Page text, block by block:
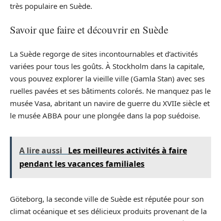
très populaire en Suède.
Savoir que faire et découvrir en Suède
La Suède regorge de sites incontournables et d’activités
variées pour tous les goûts. À Stockholm dans la capitale,
vous pouvez explorer la vieille ville (Gamla Stan) avec ses
ruelles pavées et ses bâtiments colorés. Ne manquez pas le
musée Vasa, abritant un navire de guerre du XVIIe siècle et
le musée ABBA pour une plongée dans la pop suédoise.
A lire aussi
Les meilleures activités à faire
pendant les vacances familiales
Göteborg, la seconde ville de Suède est réputée pour son
climat océanique et ses délicieux produits provenant de la